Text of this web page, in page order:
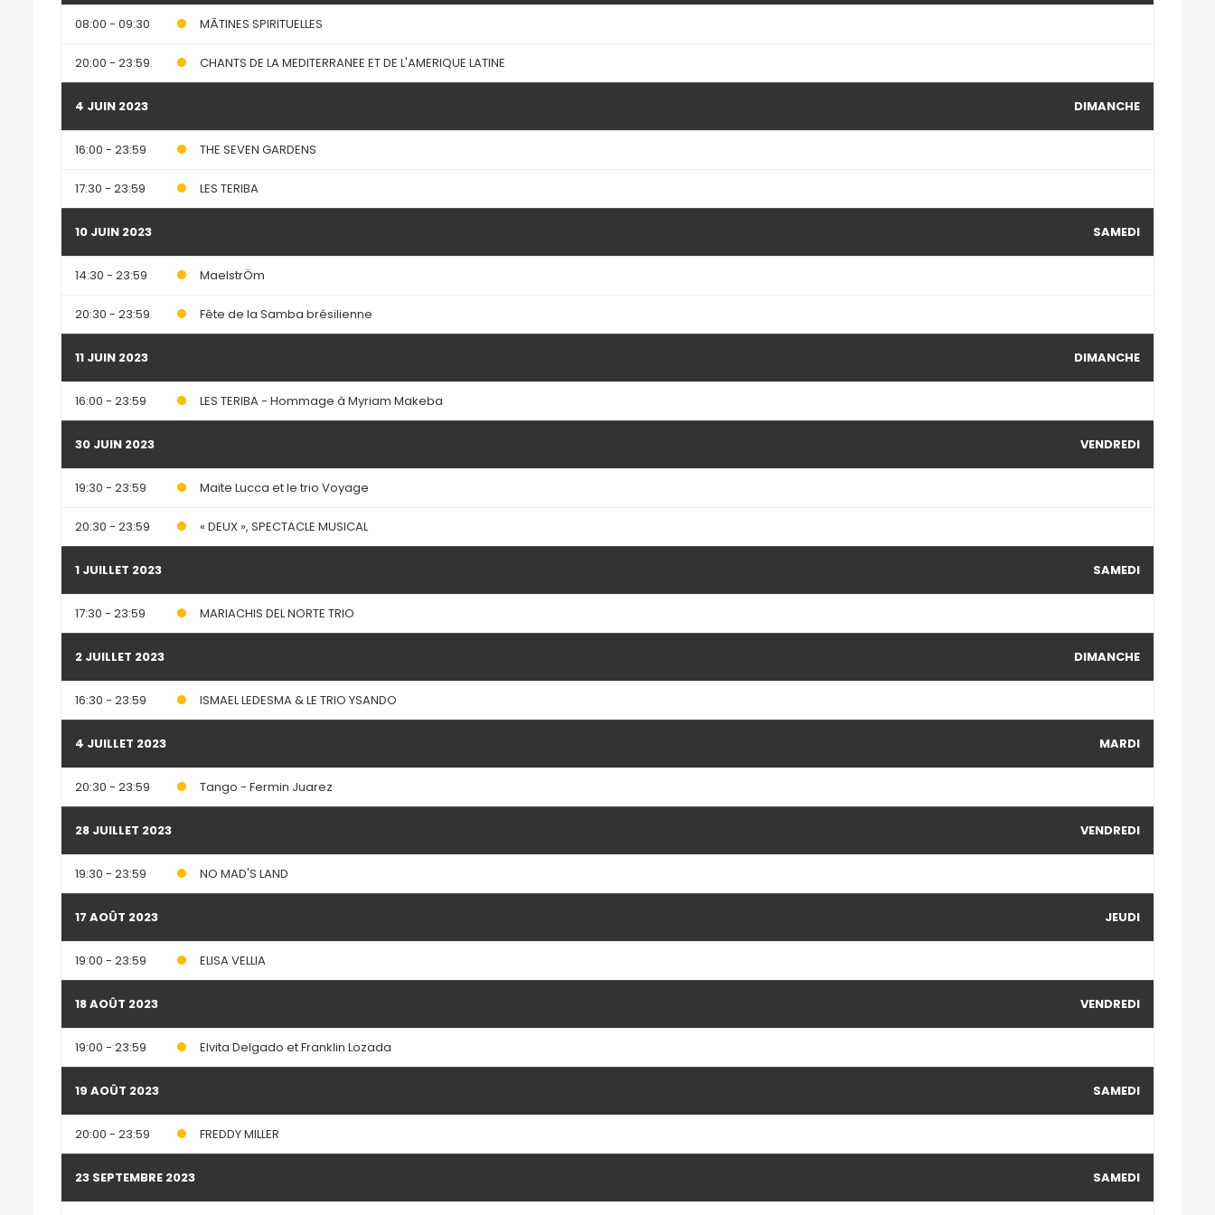
08:00 - 09:30 MÂTINES SPIRITUELLES
20:00 - 23:59 CHANTS DE LA MEDITERRANEE ET DE L'AMERIQUE LATINE
4 JUIN 2023 DIMANCHE
16:00 - 23:59 THE SEVEN GARDENS
17:30 - 23:59 LES TERIBA
10 JUIN 2023 SAMEDI
14:30 - 23:59 MaelstrÖm
20:30 - 23:59 Fête de la Samba brésilienne
11 JUIN 2023 DIMANCHE
16:00 - 23:59 LES TERIBA - Hommage à Myriam Makeba
30 JUIN 2023 VENDREDI
19:30 - 23:59 Maïte Lucca et le trio Voyage
20:30 - 23:59 « DEUX », SPECTACLE MUSICAL
1 JUILLET 2023 SAMEDI
17:30 - 23:59 MARIACHIS DEL NORTE TRIO
2 JUILLET 2023 DIMANCHE
16:30 - 23:59 ISMAEL LEDESMA & LE TRIO YSANDO
4 JUILLET 2023 MARDI
20:30 - 23:59 Tango - Fermin Juarez
28 JUILLET 2023 VENDREDI
19:30 - 23:59 NO MAD'S LAND
17 AOÛT 2023 JEUDI
19:00 - 23:59 ELISA VELLIA
18 AOÛT 2023 VENDREDI
19:00 - 23:59 Elvita Delgado et Franklin Lozada
19 AOÛT 2023 SAMEDI
20:00 - 23:59 FREDDY MILLER
23 SEPTEMBRE 2023 SAMEDI